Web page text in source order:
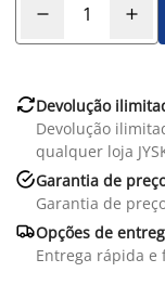
Devolução
Devolução
qualquer loja
Garantia de
Garantia de
Opções de
Entrega rápida e